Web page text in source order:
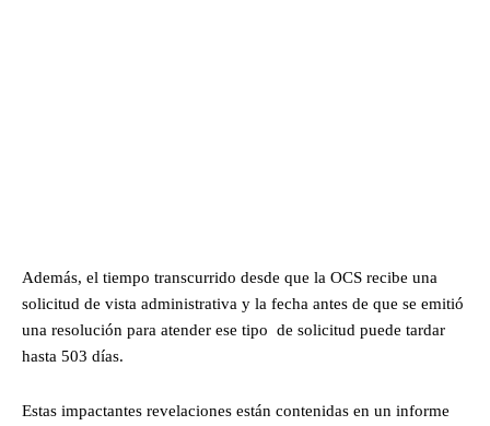
Además, el tiempo transcurrido desde que la OCS recibe una
solicitud de vista administrativa y la fecha antes de que se emitió
una resolución para atender ese tipo de solicitud puede tardar
hasta 503 días.
Estas impactantes revelaciones están contenidas en un informe